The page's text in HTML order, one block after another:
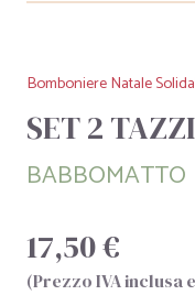
Bomboniere Natale
SET 2
BABBOMATTO
17,50 €
(Prezzo IVA inclusa